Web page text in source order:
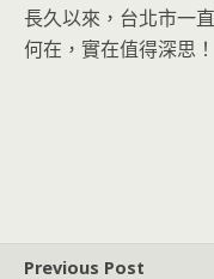
長久以來，台北市一
何在，實在值得深思！
Previous Post